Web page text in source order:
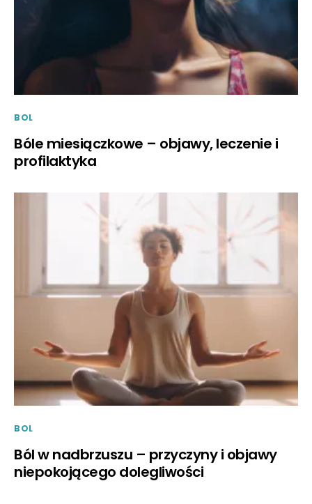
BOL
Bóle miesiączkowe – objawy, leczenie i
profilaktyka
BOL
Ból w nadbrzuszu – przyczyny i objawy
niepokojącego dolegliwości